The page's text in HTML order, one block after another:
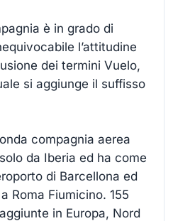
è in grado di
l’attitudine
dei termini Vuelo,
si aggiunge il suffisso
compagnia aerea
da Iberia ed ha come
di Barcellona ed
Roma Fiumicino. 155
in Europa, Nord